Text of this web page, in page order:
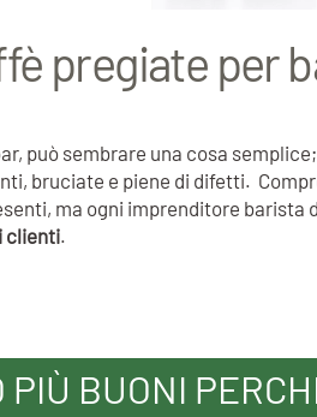
pregiate per
può sembrare una cosa
bruciate e piene di difetti.
ma ogni imprenditore barista
clienti.
PIÙ BUONI